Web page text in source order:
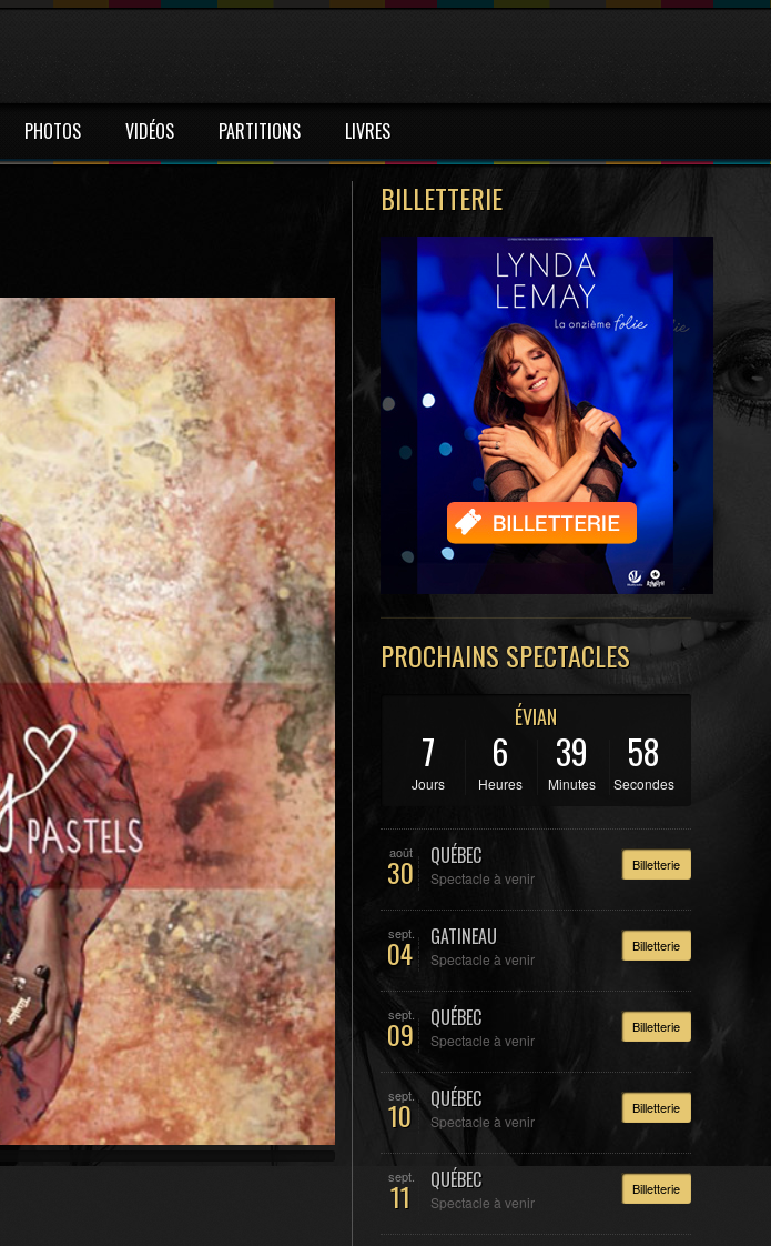
PHOTOS VIDÉOS PARTITIONS LIVRES
BILLETTERIE
PROCHAINS SPECTACLES
ÉVIAN
7
Jours
6
Heures
39
Minutes
56
Secondes
août
30 QUÉBEC
Spectacle à venir
Billetterie
sept.
04 GATINEAU
Spectacle à venir
Billetterie
sept.
09 QUÉBEC
Spectacle à venir
Billetterie
sept.
10 QUÉBEC
Spectacle à venir
Billetterie
sept.
11 QUÉBEC
Spectacle à venir
Billetterie